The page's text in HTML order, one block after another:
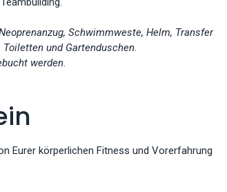
Schwimmweste, Helm, Transfer
und Gartenduschen.
werden.
Eurer körperlichen Fitness und Vorerfahrung